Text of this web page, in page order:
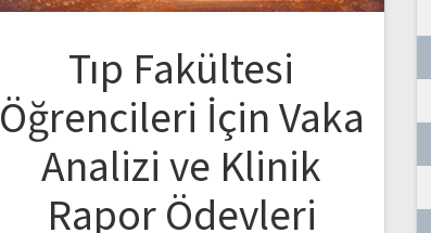
Tıp Fakültesi
Öğrencileri İçin Vaka
Analizi ve Klinik
Rapor Ödevleri